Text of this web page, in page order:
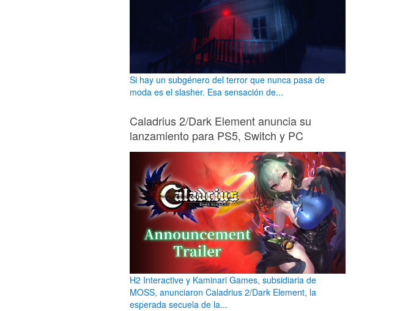
Si hay un subgénero del terror que nunca pasa de
moda es el slasher. Esa sensación de...
Caladrius 2/Dark Element anuncia su
lanzamiento para PS5, Switch y PC
H2 Interactive y Kaminari Games, subsidiaria de
MOSS, anunciaron Caladrius 2/Dark Element, la
esperada secuela de la...